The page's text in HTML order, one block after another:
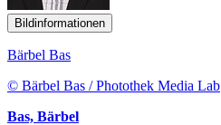
Bildinformationen
Bärbel Bas
© Bärbel Bas / Photothek Media Lab
Bas, Bärbel